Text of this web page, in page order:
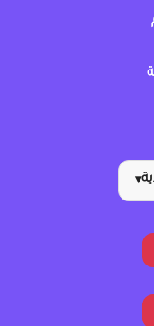
▾